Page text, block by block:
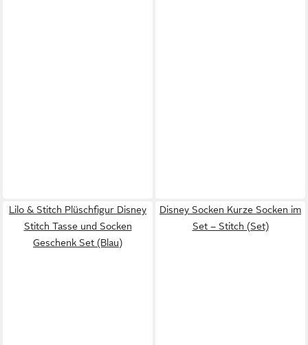
Lilo & Stitch Plüschfigur Disney
Stitch Tasse und Socken
Geschenk Set (Blau)
Disney Socken Kurze Socken im
Set – Stitch (Set)